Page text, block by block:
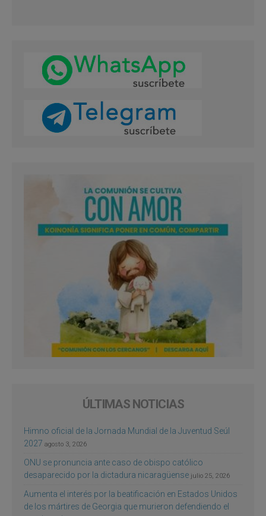
ÚLTIMAS NOTICIAS
Himno oficial de la Jornada Mundial de la Juventud Seúl
2027 agosto 3, 2026
ONU se pronuncia ante caso de obispo católico
desaparecido por la dictadura nicaragüense julio 25, 2026
Aumenta el interés por la beatificación en Estados Unidos
de los mártires de Georgia que murieron defendiendo el